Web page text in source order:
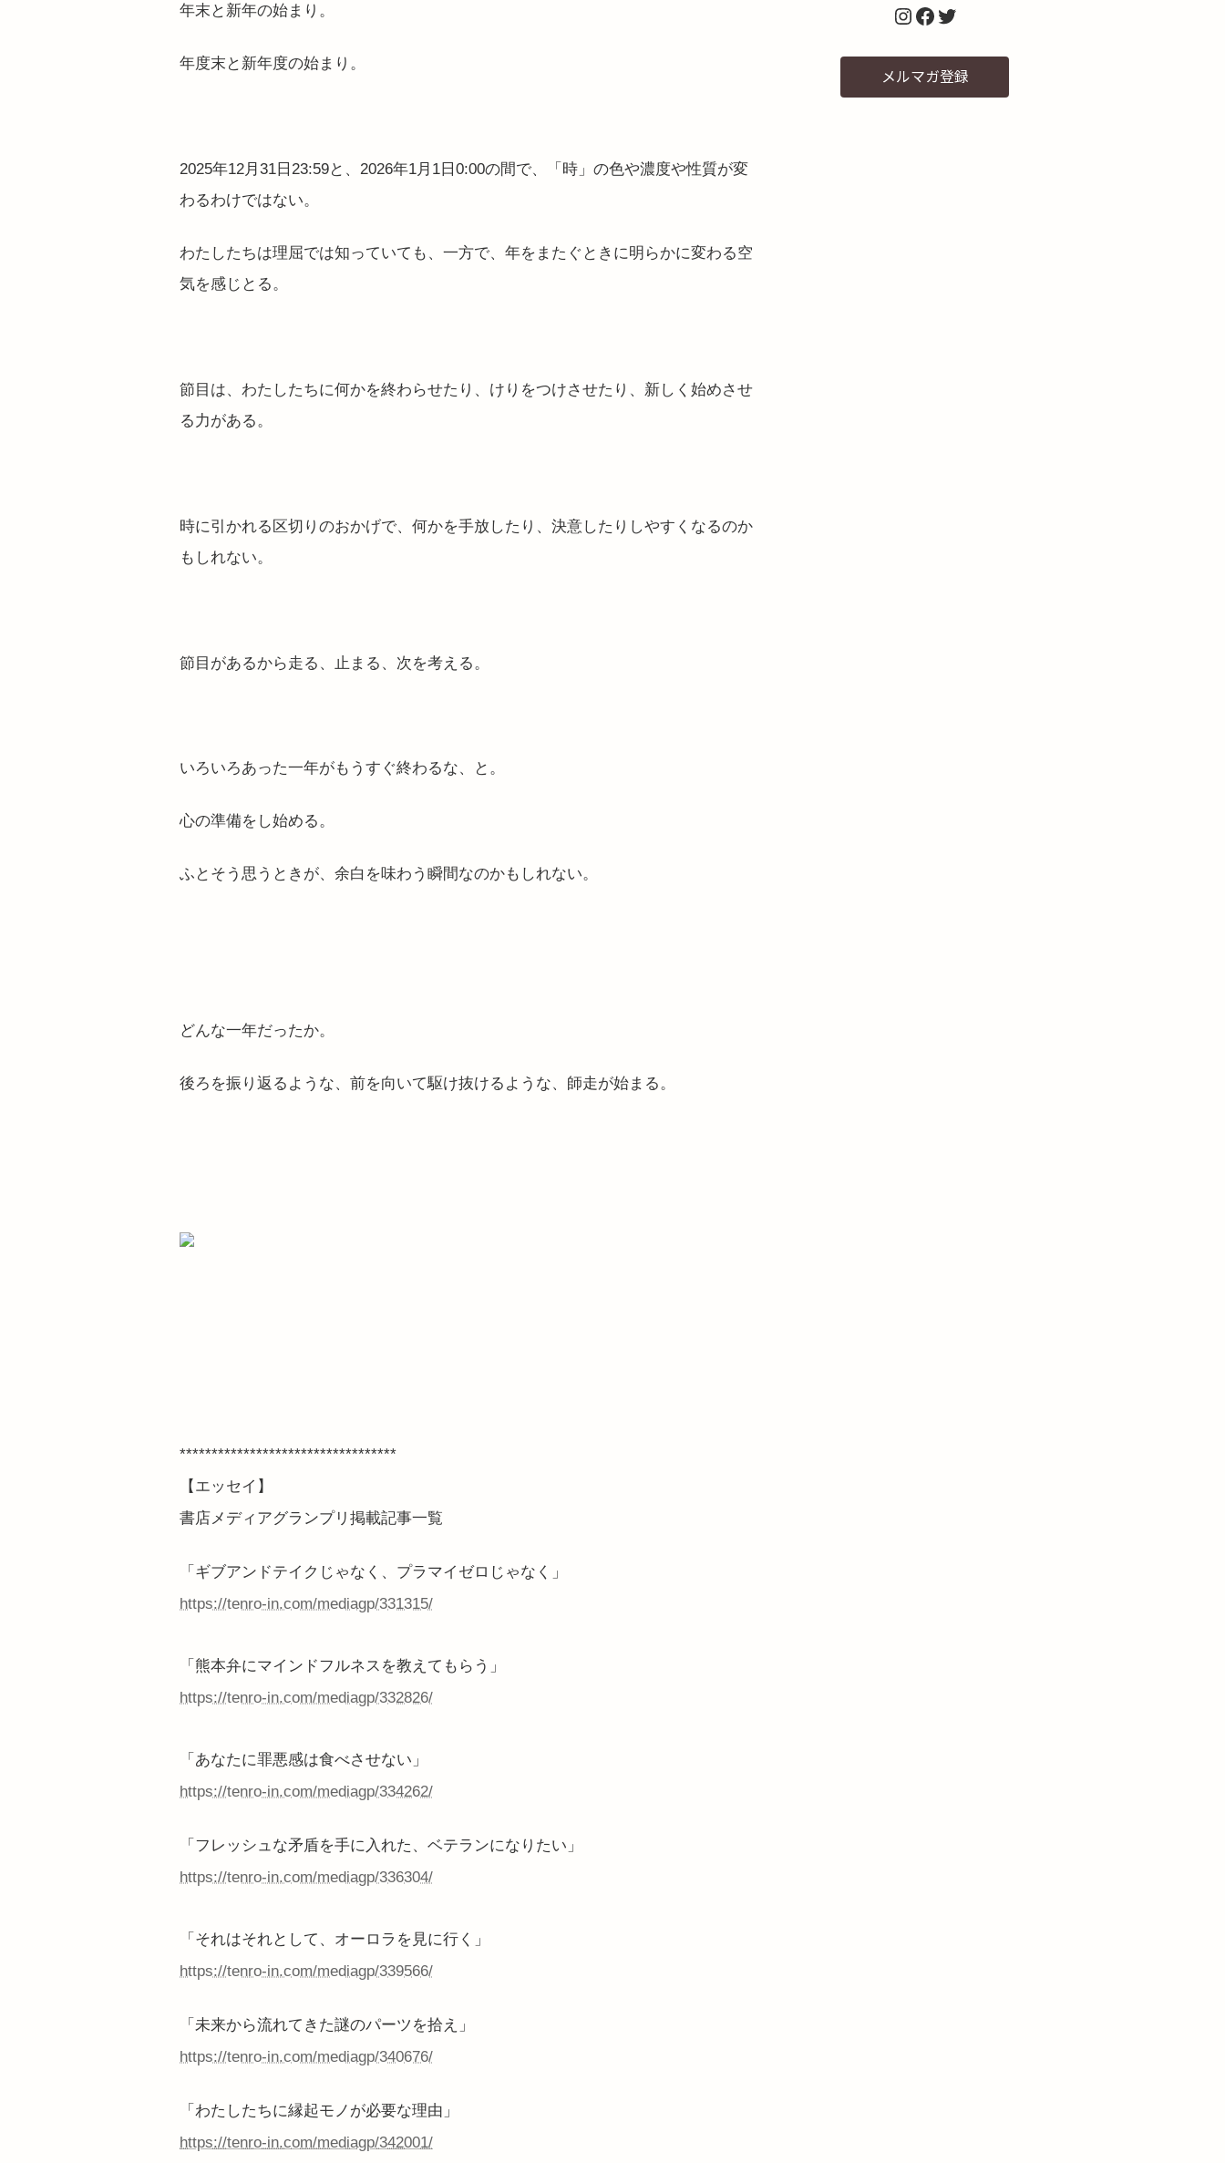
年末と新年の始まり。
年度末と新年度の始まり。
2025年12月31日23:59と、2026年1月1日0:00の間で、「時」の色や濃度や性質が変
わるわけではない。
わたしたちは理屈では知っていても、一方で、年をまたぐときに明らかに変わる空
気を感じとる。
節目は、わたしたちに何かを終わらせたり、けりをつけさせたり、新しく始めさせ
る力がある。
時に引かれる区切りのおかげで、何かを手放したり、決意したりしやすくなるのか
もしれない。
節目があるから走る、止まる、次を考える。
いろいろあった一年がもうすぐ終わるな、と。
心の準備をし始める。
ふとそう思うときが、余白を味わう瞬間なのかもしれない。
どんな一年だったか。
後ろを振り返るような、前を向いて駆け抜けるような、師走が始まる。
**********************************
【エッセイ】
書店メディアグランプリ掲載記事一覧
「ギブアンドテイクじゃなく、プラマイゼロじゃなく」
https://tenro-in.com/mediagp/331315/
「熊本弁にマインドフルネスを教えてもらう」
https://tenro-in.com/mediagp/332826/
「あなたに罪悪感は食べさせない」
https://tenro-in.com/mediagp/334262/
「フレッシュな矛盾を手に入れた、ベテランになりたい」
https://tenro-in.com/mediagp/336304/
「それはそれとして、オーロラを見に行く」
https://tenro-in.com/mediagp/339566/
「未来から流れてきた謎のパーツを拾え」
https://tenro-in.com/mediagp/340676/
「わたしたちに縁起モノが必要な理由」
https://tenro-in.com/mediagp/342001/
Instagram
Facebook
Twitter
メルマガ登録